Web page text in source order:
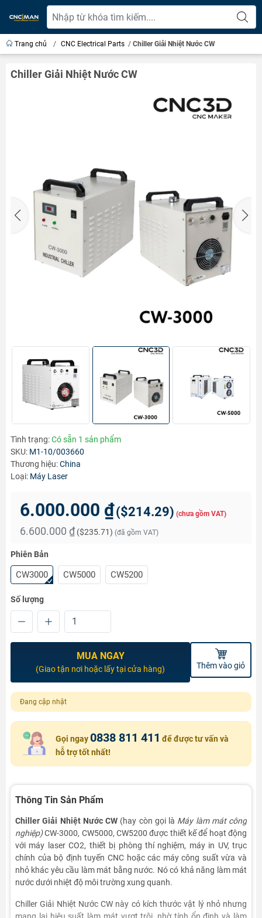
Trang chủ / CNC Electrical Parts / Chiller Giải Nhiệt Nước CW
Chiller Giải Nhiệt Nước CW
Tình trạng:Có sẵn 1 sản phẩm
SKU: M1-10/003660
Thương hiệu:China
Loại: Máy Laser
6.000.000 ₫($214.29) (chưa gồm VAT)
6.600.000 ₫ ($235.71) (đã gồm VAT)
Phiên Bản
CW3000 CW5000 CW5200
Số lượng
MUA NGAY
(Giao tận nơi hoặc lấy tại cửa hàng) Thêm vào giỏ
Đang cập nhật
Gọi ngay 0838 811 411 để được tư vấn và
hỗ trợ tốt nhất!
Thông Tin Sản Phẩm
Chiller Giải Nhiệt Nước CW (hay còn gọi là Máy làm mát công
nghiệp)CW-3000, CW5000, CW5200 được thiết kế để hoạt động
với máy laser CO2, thiết bị phòng thí nghiệm, máy in UV, trục
chính của bộ định tuyến CNC hoặc các máy công suất vừa và
nhỏ khác yêu cầu làm mát bằng nước. Nó có khả năng làm mát
nước dưới nhiệt độ môi trường xung quanh.
Chiller Giải Nhiệt Nước CW này có kích thước vật lý nhỏ nhưng
mang lại hiệu suất làm mát vượt trội, nhờ tính ổn định và làm